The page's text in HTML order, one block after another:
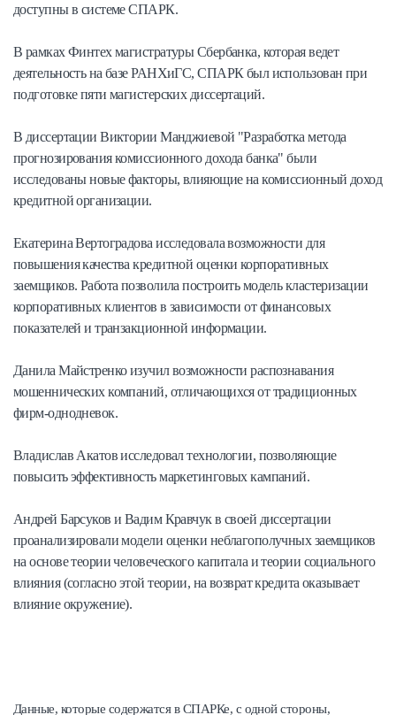
доступны в системе СПАРК.
В рамках Финтех магистратуры Сбербанка, которая ведет
деятельность на базе РАНХиГС, СПАРК был использован при
подготовке пяти магистерских диссертаций.
В диссертации Виктории Манджиевой "Разработка метода
прогнозирования комиссионного дохода банка" были
исследованы новые факторы, влияющие на комиссионный доход
кредитной организации.
Екатерина Вертоградова исследовала возможности для
повышения качества кредитной оценки корпоративных
заемщиков. Работа позволила построить модель кластеризации
корпоративных клиентов в зависимости от финансовых
показателей и транзакционной информации.
Данила Майстренко изучил возможности распознавания
мошеннических компаний, отличающихся от традиционных
фирм-однодневок.
Владислав Акатов исследовал технологии, позволяющие
повысить эффективность маркетинговых кампаний.
Андрей Барсуков и Вадим Кравчук в своей диссертации
проанализировали модели оценки неблагополучных заемщиков
на основе теории человеческого капитала и теории социального
влияния (согласно этой теории, на возврат кредита оказывает
влияние окружение).
Данные, которые содержатся в СПАРКе, с одной стороны,